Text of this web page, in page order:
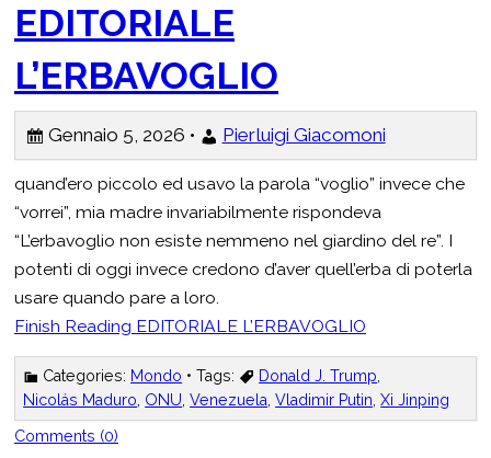
EDITORIALE
L’ERBAVOGLIO
Gennaio 5, 2026 • Pierluigi Giacomoni
quand’ero piccolo ed usavo la parola “voglio” invece che
“vorrei”, mia madre invariabilmente rispondeva
“L’erbavoglio non esiste nemmeno nel giardino del re”. I
potenti di oggi invece credono d’aver quell’erba di poterla
usare quando pare a loro.
Finish Reading EDITORIALE L’ERBAVOGLIO
Categories: Mondo • Tags: Donald J. Trump,
Nicolás Maduro, ONU,Venezuela,Vladimir Putin,Xi Jinping
Comments (0)